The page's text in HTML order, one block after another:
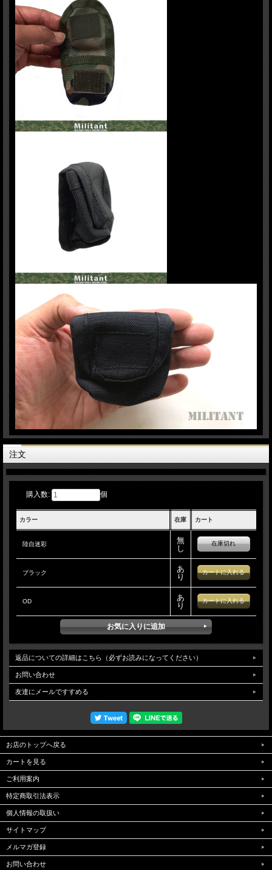
注文
購入数: 個
カラー 在庫 カート
陸自迷彩
無
し
在庫切れ
ブラック
あ
り
OD
あ
り
返品についての詳細はこちら（必ずお読みになってください）
お問い合わせ
友達にメールですすめる
お店のトップへ戻る
カートを見る
ご利用案内
特定商取引法表示
個人情報の取扱い
サイトマップ
メルマガ登録
お問い合わせ